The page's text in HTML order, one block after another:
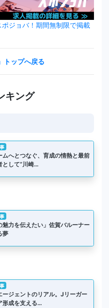
ジョバ！期間無制限で掲載
トップへ戻る
キング
ムへとつなぐ、育成の情熱と最前
して“川崎…
魅力を伝えたい」佐賀バルーナー
夢
ージェントのリアル。Jリーガー
形成を支える…